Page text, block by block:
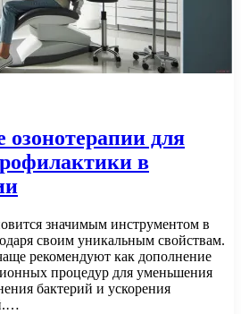
для
в
значимым инструментом в
своим уникальным свойствам.
рекомендуют как дополнение
процедур для уменьшения
бактерий и ускорения